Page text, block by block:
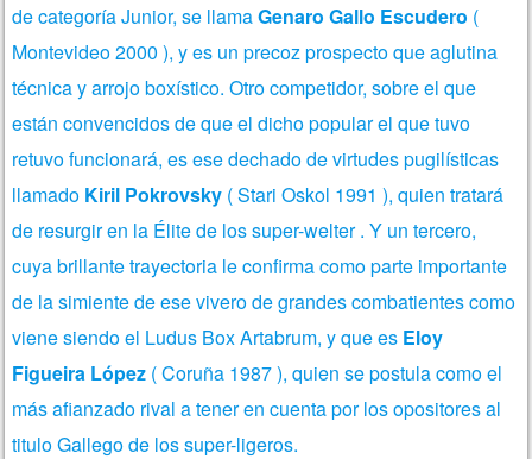
de categoría Junior, se llamaGenaro Gallo Escudero (
Montevideo 2000 ), y es un precoz prospecto que aglutina
técnica y arrojo boxístico. Otro competidor, sobre el que
están convencidos de que el dicho popular el que tuvo
retuvofuncionará, es ese dechado de virtudes pugilísticas
llamado Kiril Pokrovsky ( Stari Oskol 1991 ), quien tratará
de resurgir en la Élite de los super-welter . Y un tercero,
cuya brillante trayectoria le confirma como parte importante
de la simiente de ese vivero de grandes combatientes como
viene siendo el Ludus Box Artabrum, y que es Eloy
Figueira López ( Coruña 1987 ), quien se postula como el
más afianzado rival a tener en cuenta por los opositores al
titulo Gallego de los super-ligeros.